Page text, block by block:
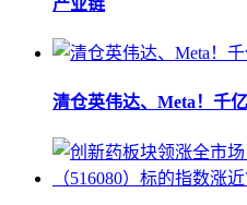
产业链
清仓英伟达、Meta！千